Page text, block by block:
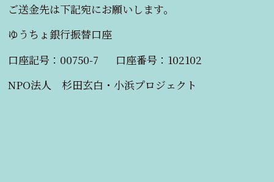
ご送金先は下記宛にお願いします。
ゆうちょ銀行振替口座
口座記号：00750-7 口座番号：102102
NPO法人 杉田玄白・小浜プロジェクト